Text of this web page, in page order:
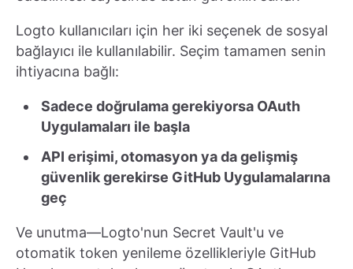
Logto kullanıcıları için her iki seçenek de sosyal
bağlayıcı ile kullanılabilir. Seçim tamamen senin
ihtiyacına bağlı:
Sadece doğrulama gerekiyorsa OAuth
Uygulamaları ile başla
API erişimi, otomasyon ya da gelişmiş
güvenlik gerekirse GitHub Uygulamalarına
geç
Ve unutma—Logto'nun Secret Vault'u ve
otomatik token yenileme özellikleriyle GitHub